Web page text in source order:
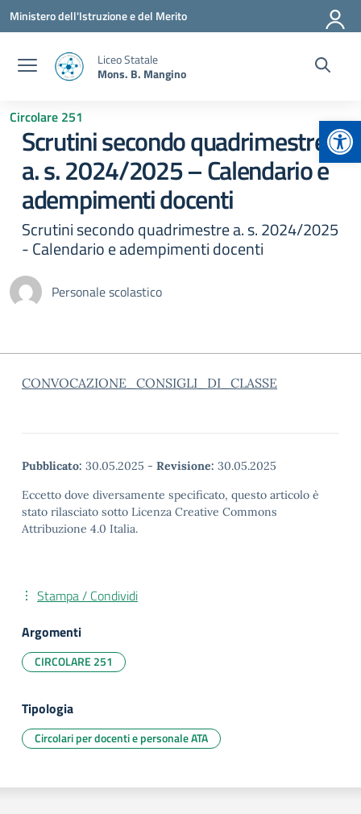
Vai ai contenuti
Vai al menu di navigazione
Vai al footer
Ministero dell'Istruzione e del Merito
Liceo Statale
Mons. B. Mangino
Circolare 251
Scrutini secondo quadrimestre
a. s. 2024/2025 – Calendario e
adempimenti docenti
Scrutini secondo quadrimestre a. s. 2024/2025
- Calendario e adempimenti docenti
Personale scolastico
CONVOCAZIONE_CONSIGLI_DI_CLASSE
Pubblicato: 30.05.2025 - Revisione: 30.05.2025
Eccetto dove diversamente specificato, questo articolo è
stato rilasciato sotto Licenza Creative Commons
Attribuzione 4.0 Italia.
Stampa / Condividi
Argomenti
CIRCOLARE 251
Tipologia
Circolari per docenti e personale ATA